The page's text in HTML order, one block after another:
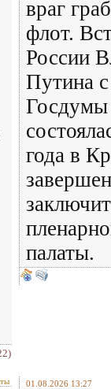
враг
флот.
России
Путина
года в
палаты.
01.08.2026 13:27